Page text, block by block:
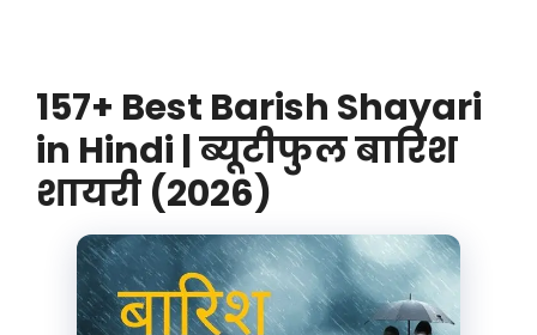
157+ Best Barish Shayari
in Hindi | ब्यूटीफुल बारिश
शायरी (2026)